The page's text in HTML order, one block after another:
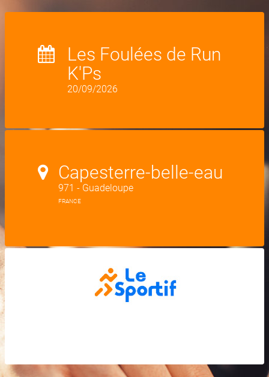
Les Foulées de Run
K'Ps
20/09/2026
Capesterre-belle-eau
971 - Guadeloupe
FRANCE